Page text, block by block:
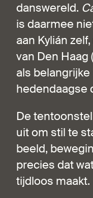
danswereld.
is daarmee
aan Kylián
van Den Haag
als
hedendaagse
De
uit om stil te
beeld,
precies dat
tijdloos maakt.